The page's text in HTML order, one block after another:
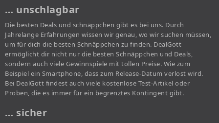
… unschlagbar
Die besten Deals und schnäppchen gibt es bei uns. Durch
Jahrelange Erfahrungen wissen wir genau, wo wir suchen müssen,
um für dich die besten Schnäppchen zu finden. DealGott
ermöglicht dir nicht nur die besten Schnäppchen und Deals,
sondern auch viele Gewinnspiele mit tollen Preise. Wie zum
Beispiel ein Smartphone, dass zum Release-Datum verlost wird.
Bei DealGott findest auch viele kostenlose Test-Artikel oder
Proben, die es immer für ein begrenztes Kontingent gibt.
… sicher